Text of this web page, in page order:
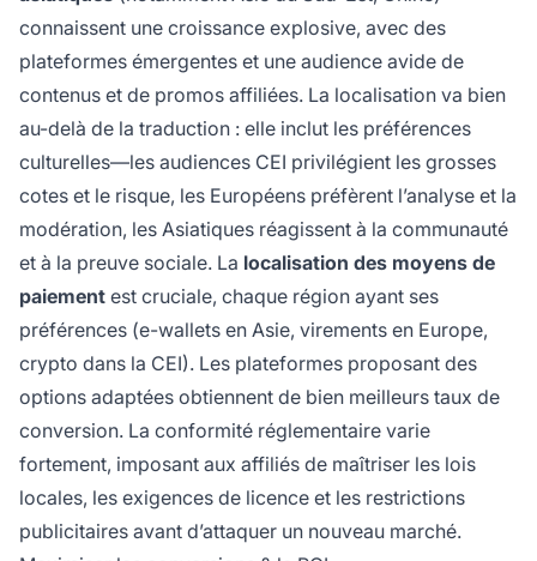
connaissent une croissance explosive, avec des
plateformes émergentes et une audience avide de
contenus et de promos affiliées. La localisation va bien
au-delà de la traduction : elle inclut les préférences
culturelles—les audiences CEI privilégient les grosses
cotes et le risque, les Européens préfèrent l’analyse et la
modération, les Asiatiques réagissent à la communauté
et à la preuve sociale. La localisation des moyens de
paiement est cruciale, chaque région ayant ses
préférences (e-wallets en Asie, virements en Europe,
crypto dans la CEI). Les plateformes proposant des
options adaptées obtiennent de bien meilleurs taux de
conversion. La conformité réglementaire varie
fortement, imposant aux affiliés de maîtriser les lois
locales, les exigences de licence et les restrictions
publicitaires avant d’attaquer un nouveau marché.